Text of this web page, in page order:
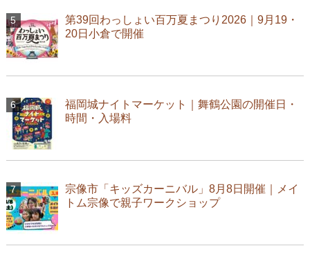
第39回わっしょい百万夏まつり2026｜9月19・
20日小倉で開催
福岡城ナイトマーケット｜舞鶴公園の開催日・
時間・入場料
宗像市「キッズカーニバル」8月8日開催｜メイ
トム宗像で親子ワークショップ